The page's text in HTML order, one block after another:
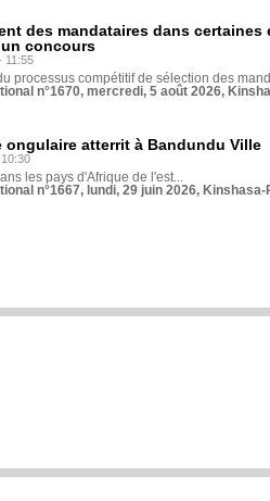
des mandataires dans
concours
11:55
processus compétitif de sélection des
n°1670, mercredi, 5 août 2026,
ongulaire atterrit à Bandundu Ville
les pays d'Afrique de l'est...
n°1667, lundi, 29 juin 2026,